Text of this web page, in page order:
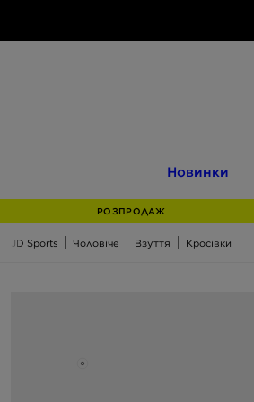
Новинки
РОЗПРОДАЖ
JD Sports Чоловіче Взуття Кросівки